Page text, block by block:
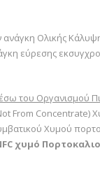
Ολικής
εύρεσης
του Οργανισμού
From
Χυμού
χυμό